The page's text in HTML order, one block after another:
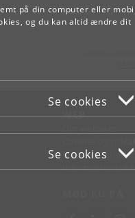
på din computer eller
og du kan altid ændre dit
Se cookies
Se cookies
WEB